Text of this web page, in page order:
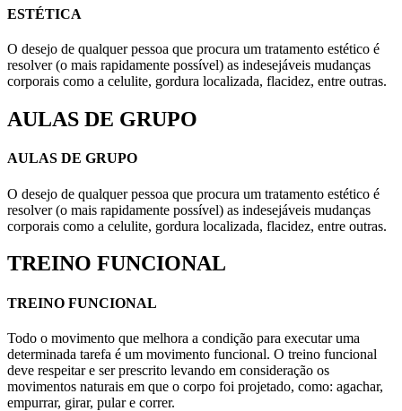
ESTÉTICA
O desejo de qualquer pessoa que procura um tratamento estético é
resolver (o mais rapidamente possível) as indesejáveis mudanças
corporais como a celulite, gordura localizada, flacidez, entre outras.
AULAS DE GRUPO
AULAS DE GRUPO
O desejo de qualquer pessoa que procura um tratamento estético é
resolver (o mais rapidamente possível) as indesejáveis mudanças
corporais como a celulite, gordura localizada, flacidez, entre outras.
TREINO FUNCIONAL
TREINO FUNCIONAL
Todo o movimento que melhora a condição para executar uma
determinada tarefa é um movimento funcional. O treino funcional
deve respeitar e ser prescrito levando em consideração os
movimentos naturais em que o corpo foi projetado, como: agachar,
empurrar, girar, pular e correr.